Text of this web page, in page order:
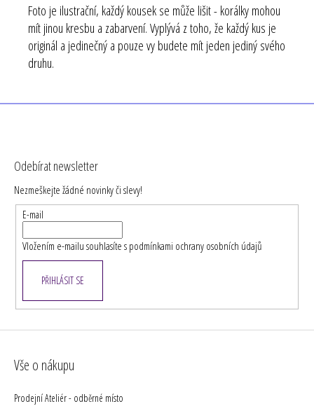
Foto je ilustrační, každý kousek se může lišit - korálky mohou
mít jinou kresbu a zabarvení. Vyplývá z toho, že každý kus je
originál a jedinečný a pouze vy budete mít jeden jediný svého
druhu.
Odebírat newsletter
Nezmeškejte žádné novinky či slevy!
E-mail
Vložením e-mailu souhlasíte spodmínkami ochrany osobních údajů
PŘIHLÁSIT SE
Vše o nákupu
Prodejní Ateliér - odběrné místo